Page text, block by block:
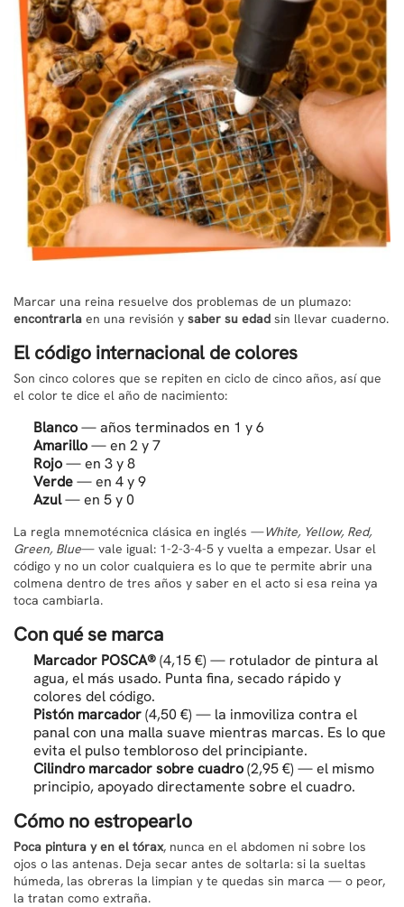
Marcar una reina resuelve dos problemas de un plumazo:
encontrarla en una revisión y saber su edad sin llevar cuaderno.
El código internacional de colores
Son cinco colores que se repiten en ciclo de cinco años, así que
el color te dice el año de nacimiento:
Blanco— años terminados en 1 y 6
Amarillo— en 2 y 7
Rojo— en 3 y 8
Verde— en 4 y 9
Azul— en 5 y 0
La regla mnemotécnica clásica en inglés —White, Yellow, Red,
Green, Blue— vale igual: 1-2-3-4-5 y vuelta a empezar. Usar el
código y no un color cualquiera es lo que te permite abrir una
colmena dentro de tres años y saber en el acto si esa reina ya
toca cambiarla.
Con qué se marca
Marcador POSCA®(4,15 €) — rotulador de pintura al
agua, el más usado. Punta fina, secado rápido y
colores del código.
Pistón marcador(4,50 €) — la inmoviliza contra el
panal con una malla suave mientras marcas. Es lo que
evita el pulso tembloroso del principiante.
Cilindro marcador sobre cuadro(2,95 €) — el mismo
principio, apoyado directamente sobre el cuadro.
Cómo no estropearlo
Poca pintura y en el tórax, nunca en el abdomen ni sobre los
ojos o las antenas. Deja secar antes de soltarla: si la sueltas
húmeda, las obreras la limpian y te quedas sin marca — o peor,
la tratan como extraña.